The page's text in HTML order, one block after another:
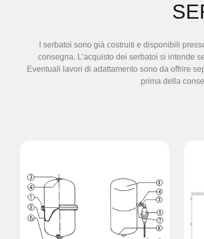
I serbatoi sono già costruiti e disponibili
consegna. L’acquisto dei serbatoi si intende
Eventuali lavori di adattamento sono da offrire
prima della